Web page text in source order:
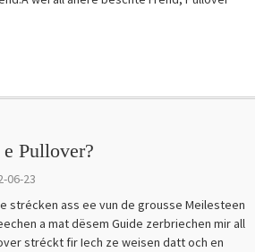
Pullover?
06-23
strécken ass ee vun de grousse Meilesteen
a mat dësem Guide zerbriechen mir all
stréckt fir Iech ze weisen datt och en